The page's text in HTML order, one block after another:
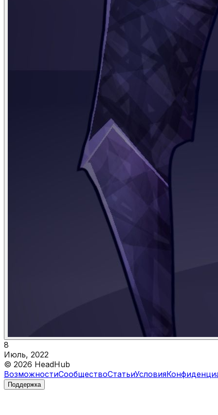
8
Июль, 2022
© 2026 HeadHub
ВозможностиСообществоСтатьиУсловия
Поддержка